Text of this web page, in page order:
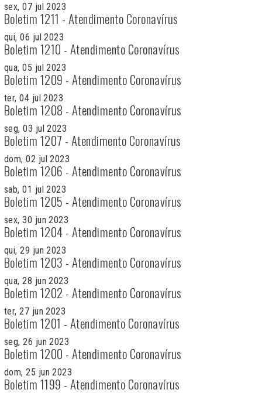
sex, 07 jul 2023
Boletim 1211 - Atendimento Coronavírus
qui, 06 jul 2023
Boletim 1210 - Atendimento Coronavírus
qua, 05 jul 2023
Boletim 1209 - Atendimento Coronavírus
ter, 04 jul 2023
Boletim 1208 - Atendimento Coronavírus
seg, 03 jul 2023
Boletim 1207 - Atendimento Coronavírus
dom, 02 jul 2023
Boletim 1206 - Atendimento Coronavírus
sab, 01 jul 2023
Boletim 1205 - Atendimento Coronavírus
sex, 30 jun 2023
Boletim 1204 - Atendimento Coronavírus
qui, 29 jun 2023
Boletim 1203 - Atendimento Coronavírus
qua, 28 jun 2023
Boletim 1202 - Atendimento Coronavírus
ter, 27 jun 2023
Boletim 1201 - Atendimento Coronavírus
seg, 26 jun 2023
Boletim 1200 - Atendimento Coronavírus
dom, 25 jun 2023
Boletim 1199 - Atendimento Coronavírus